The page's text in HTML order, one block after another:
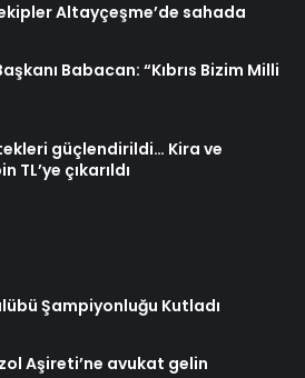
Altayçeşme’de sahada
Babacan: “Kıbrıs Bizim Milli
güçlendirildi… Kira ve
TL’ye çıkarıldı
Şampiyonluğu Kutladı
Aşireti’ne avukat gelin